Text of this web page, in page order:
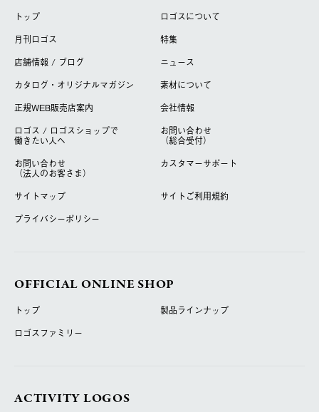
トップ
ロゴスについて
月刊ロゴス
特集
店舗情報 / ブログ
ニュース
カタログ・オリジナルマガジン
素材について
正規WEB販売店案内
会社情報
ロゴス / ロゴスショップで
働きたい人へ
お問い合わせ
（総合受付）
お問い合わせ
（法人のお客さま）
カスタマーサポート
サイトマップ
サイトご利用規約
プライバシーポリシー
OFFICIAL ONLINE SHOP
トップ
製品ラインナップ
ロゴスファミリー
ACTIVITY LOGOS